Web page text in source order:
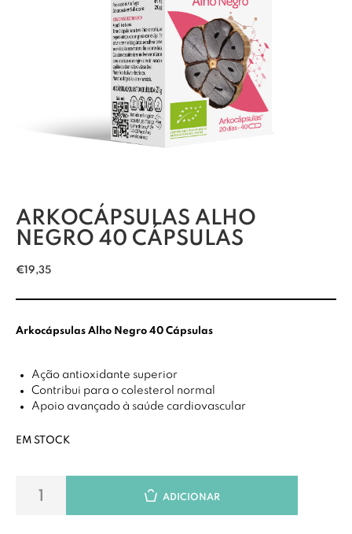
ARKOCÁPSULAS ALHO
NEGRO 40 CÁPSULAS
€19,35
Arkocápsulas Alho Negro 40 Cápsulas
Ação antioxidante superior
Contribui para o colesterol normal
Apoio avançado à saúde cardiovascular
EM STOCK
ADICIONAR